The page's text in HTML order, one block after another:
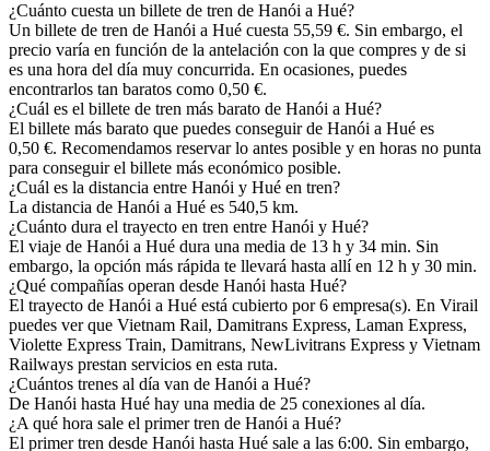
¿Cuánto cuesta un billete de tren de Hanói a Hué?
Un billete de tren de Hanói a Hué cuesta 55,59 €. Sin embargo, el
precio varía en función de la antelación con la que compres y de si
es una hora del día muy concurrida. En ocasiones, puedes
encontrarlos tan baratos como 0,50 €.
¿Cuál es el billete de tren más barato de Hanói a Hué?
El billete más barato que puedes conseguir de Hanói a Hué es
0,50 €. Recomendamos reservar lo antes posible y en horas no punta
para conseguir el billete más económico posible.
¿Cuál es la distancia entre Hanói y Hué en tren?
La distancia de Hanói a Hué es 540,5 km.
¿Cuánto dura el trayecto en tren entre Hanói y Hué?
El viaje de Hanói a Hué dura una media de 13 h y 34 min. Sin
embargo, la opción más rápida te llevará hasta allí en 12 h y 30 min.
¿Qué compañías operan desde Hanói hasta Hué?
El trayecto de Hanói a Hué está cubierto por 6 empresa(s). En Virail
puedes ver que Vietnam Rail, Damitrans Express, Laman Express,
Violette Express Train, Damitrans, NewLivitrans Express y Vietnam
Railways prestan servicios en esta ruta.
¿Cuántos trenes al día van de Hanói a Hué?
De Hanói hasta Hué hay una media de 25 conexiones al día.
¿A qué hora sale el primer tren de Hanói a Hué?
El primer tren desde Hanói hasta Hué sale a las 6:00. Sin embargo,